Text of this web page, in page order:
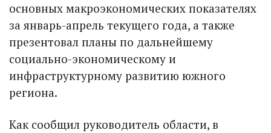
основных макроэкономических показателях
за январь-апрель текущего года, а также
презентовал планы по дальнейшему
социально-экономическому и
инфраструктурному развитию южного
региона.
Как сообщил руководитель области, в